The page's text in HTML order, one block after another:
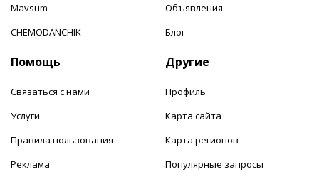
Mavsum
CHEMODANCHIK
Объявления
Блог
Помощь
Связаться с нами
Услуги
Правила пользования
Реклама
Другие
Профиль
Карта сайта
Карта регионов
Популярные запросы